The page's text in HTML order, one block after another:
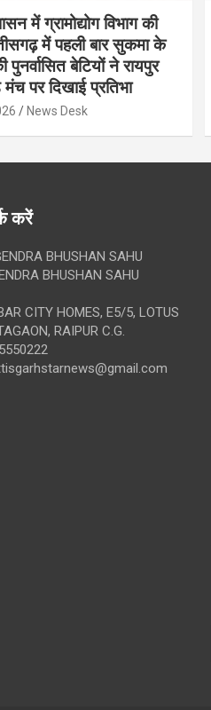
में ग्रामोद्योग विभाग की
में पहली बार सुकमा के
पुनर्वासित बेटियों ने रायपुर
पर दिखाई प्रतिभा
News Desk
करें
BHUSHAN SAHU
BHUSHAN SAHU
CITY HOMES, E5/5, LOTUS
RAIPUR C.G.